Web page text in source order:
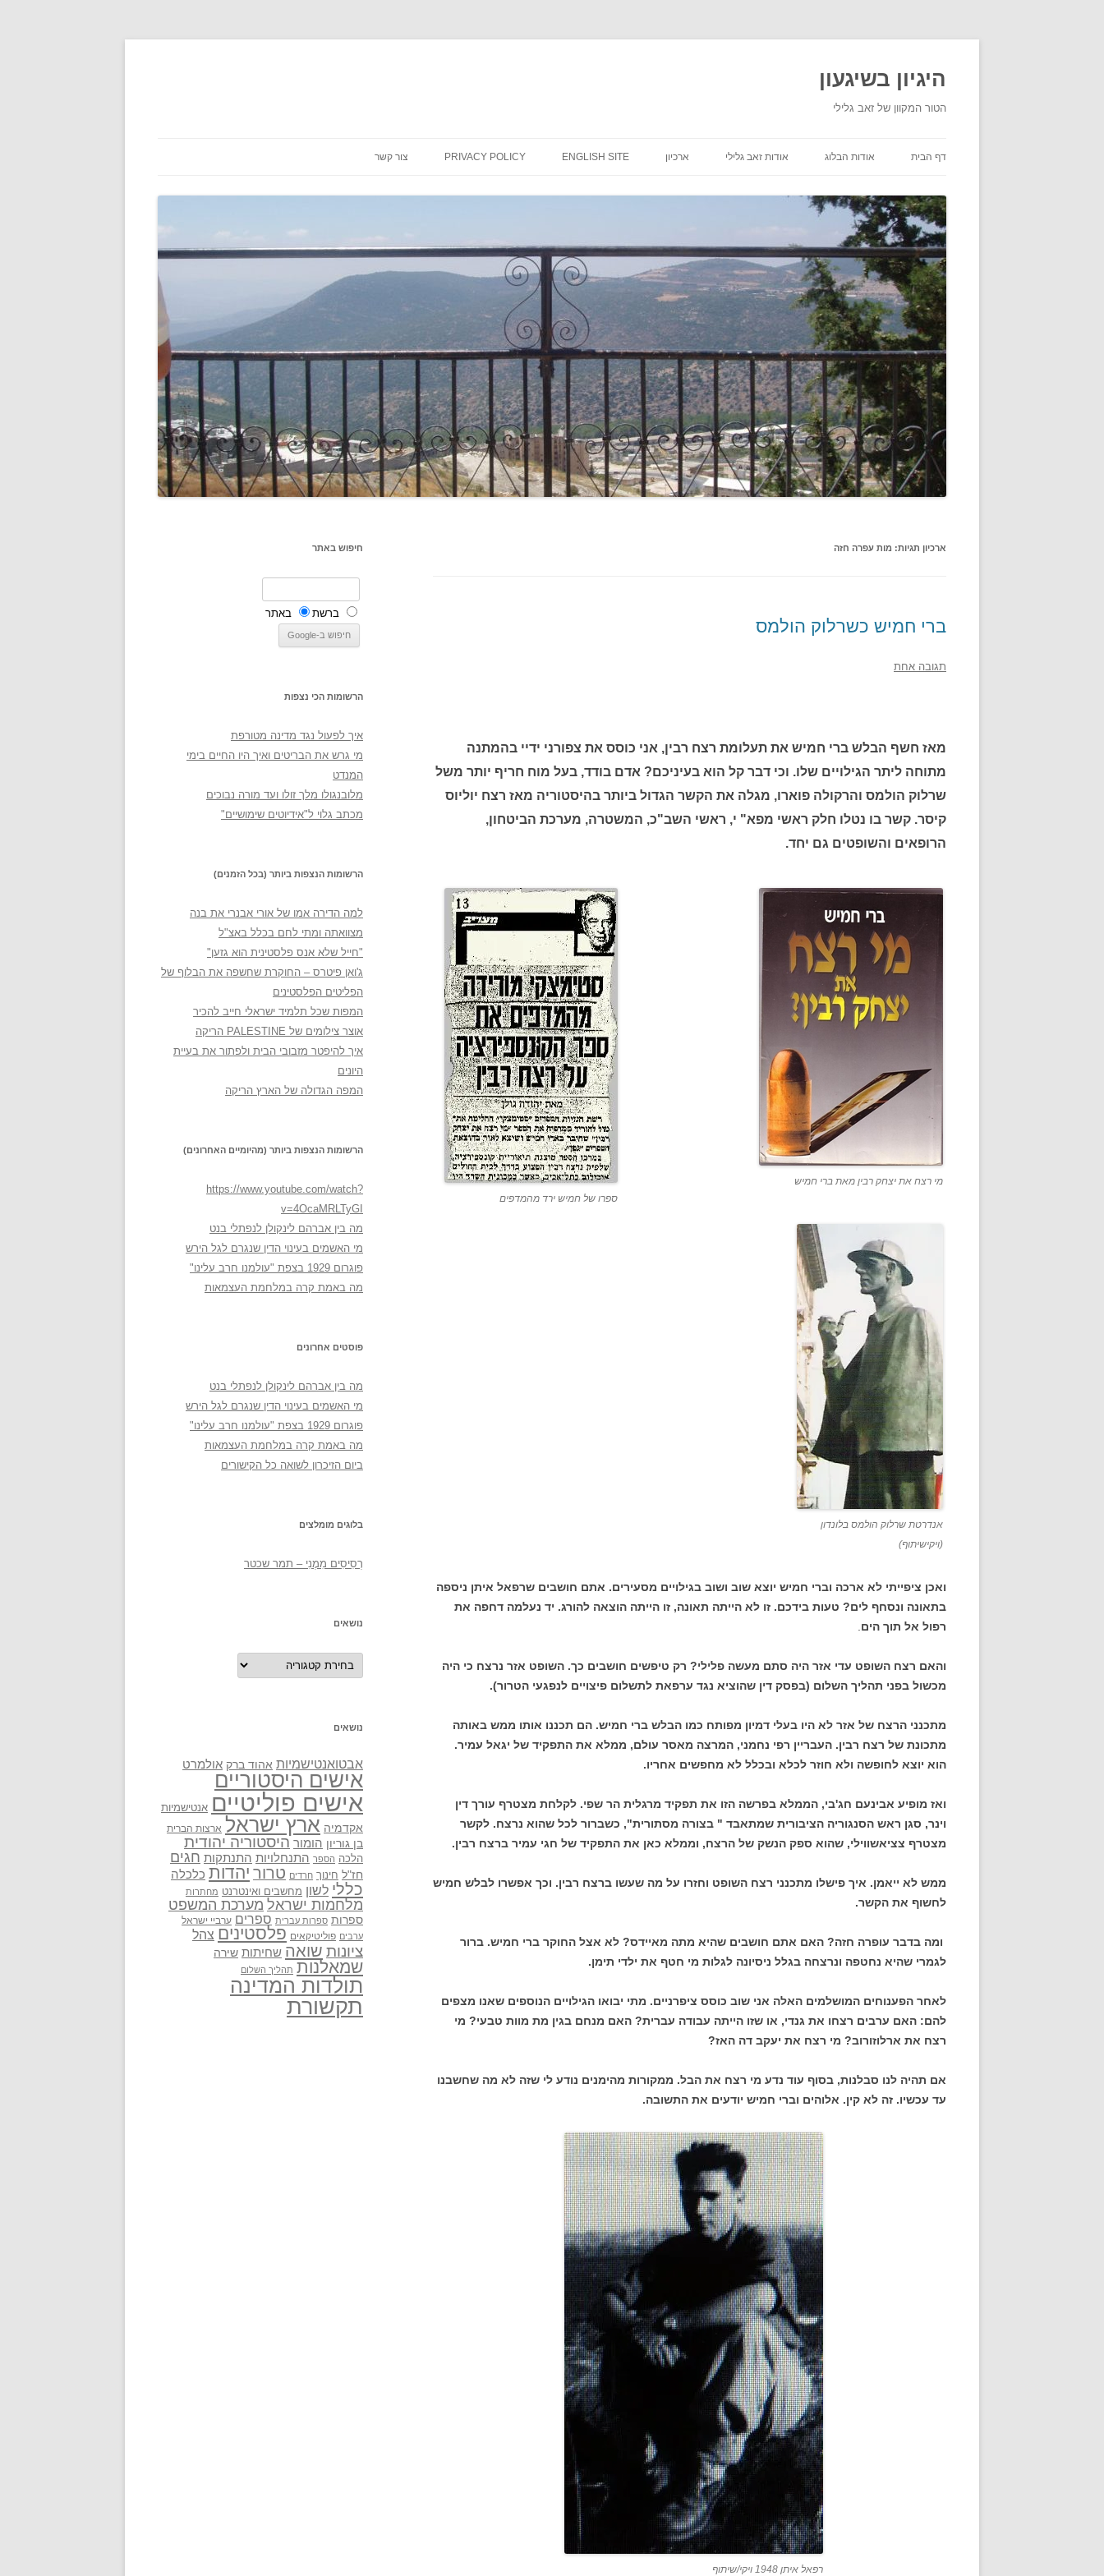
היגיון בשיגעון
הטור המקוון של זאב גלילי
דף הבית אודות הבלוג אודות זאב גלילי ארכיון ENGLISH SITE
PRIVACY POLICY צור קשר
ארכיון תגיות: מות עפרה חזה
ברי חמיש כשרלוק הולמס
תגובה אחת
מאז חשף הבלש ברי חמיש את תעלומת רצח רבין, אני כוסס את צפורני ידיי בהמתנה
מתוחה ליתר הגילויים שלו. וכי דבר קל הוא בעיניכם? אדם בודד, בעל מוח חריף יותר משל
שרלוק הולמס והרקולה פוארו, מגלה את הקשר הגדול ביותר בהיסטוריה מאז רצח יוליוס
קיסר. קשר בו נטלו חלק ראשי מפא" י, ראשי השב"כ, המשטרה, מערכת הביטחון,
הרופאים והשופטים גם יחד.
ספרו של חמיש ירד מהמדפים
מי רצח את יצחק רבין מאת ברי חמיש
אנדרטת שרלוק הולמס בלונדון
(ויקישיתוף)
ואכן ציפייתי לא ארכה וברי חמיש יוצא שוב ושוב בגילויים מסעירים. אתם חושבים שרפאל איתן ניספה
בתאונה ונסחף לים? טעות בידכם. זו לא הייתה תאונה, זו הייתה הוצאה להורג. יד נעלמה דחפה את
רפול אל תוך הים
והאם רצח השופט עדי אזר היה סתם מעשה פלילי? רק טיפשים חושבים כך. השופט אזר נרצח כי היה
מכשול בפני תהליך השלום (בפסק דין שהוציא נגד ערפאת לתשלום פיצויים לנפגעי הטרור).
מתכנני הרצח של אזר לא היו בעלי דמיון מפותח כמו הבלש ברי חמיש. הם תכננו אותו ממש באותה
מתכונת של רצח רבין. העבריין רפי נחמני, המרצה מאסר עולם, ממלא את התפקיד של יגאל עמיר.
הוא יוצא לחופשה ולא חוזר לכלא ובכלל לא מחפשים אחריו.
ואז מופיע אבינעם חג'בי, הממלא בפרשה הזו את תפקיד מרגלית הר שפי. לקלחת מצטרף עורך דין
וינר, סגן ראש הסנגוריה הציבורית שמתאבד " בצורה מסתורית", כשברור לכל שהוא נרצח. לקשר
מצטרף צציאשווילי, שהוא ספק הנשק של הרצח, וממלא כאן את התפקיד של חגי עמיר ברצח רבין.
ממש לא ייאמן. איך פישלו מתכנני רצח השופט וחזרו על מה שעשו ברצח רבין. וכך אפשרו לבלש חמיש
לחשוף את הקשר.
ומה בדבר עופרה חזה? האם אתם חושבים שהיא מתה מאיידס? לא אצל החוקר ברי חמיש. ברור
לגמרי שהיא נחטפה ונרצחה בגלל ניסיונה לגלות מי חטף את ילדי תימן.
לאחר הפענוחים המושלמים האלה אני שוב כוסס ציפרניים. מתי יבואו הגילויים הנוספים שאנו מצפים
להם: האם ערבים רצחו את גנדי, או שזו הייתה עבודה עברית? האם מנחם בגין מת מוות טבעי? מי
רצח את ארלוזורוב? מי רצח את יעקב דה האז?
אם תהיה לנו סבלנות, בסוף עוד נדע מי רצח את הבל. ממקורות מהימנים נודע לי שזה לא מה שחשבנו
עד עכשיו. זה לא קין. אלוהים וברי חמיש יודעים את התשובה.
רפאל איתן 1948 ויקי/שיתוף
חיפוש באתר
ברשת באתר
הרשומות הכי נצפות
איך לפעול נגד מדינה מטורפת
מי גרש את הבריטים ואיך היו החיים בימי
המנדט
מלובנגולו מלך זולו ועד מורה נבוכים
מכתב גלוי ל"אידיוטים שימושיים"
הרשומות הנצפות ביותר (בכל הזמנים)
למה הדירה אמו של אורי אבנרי את בנה
מצוואתה ומתי לחם בכלל באצ"ל
"חייל שלא אנס פלסטינית הוא גזען"
ג'ואן פיטרס – החוקרת שחשפה את הבלוף של
הפליטים הפלסטינים
המפות שכל תלמיד ישראלי חייב להכיר
אוצר צילומים של PALESTINE הריקה
איך להיפטר מזבובי הבית ולפתור את בעיית
היונים
המפה הגדולה של הארץ הריקה
הרשומות הנצפות ביותר (מהיומיים האחרונים)
https://www.youtube.com/watch?
v=4OcaMRLTyGI
מה בין אברהם לינקולן לנפתלי בנט
מי האשמים בעינוי הדין שנגרם לגל הירש
פוגרום 1929 בצפת "עולמנו חרב עלינו"
מה באמת קרה במלחמת העצמאות
פוסטים אחרונים
מה בין אברהם לינקולן לנפתלי בנט
מי האשמים בעינוי הדין שנגרם לגל הירש
פוגרום 1929 בצפת "עולמנו חרב עלינו"
מה באמת קרה במלחמת העצמאות
ביום הזיכרון לשואה כל הקישורים
בלוגים מומלצים
רְסִיסִים מִמֶנִי – תמר שכטר
נושאים
נושאים
נושאים
אבטואנטישמיות אהוד ברק אולמרט
אישים היסטוריים
אישים פוליטיים אנטישמיות
אקדמיה ארץ ישראל ארצות הברית
בן גוריון הומור היסטוריה יהודית
הלכה הספר התנחלויות התנתקות חגים
חז"ל חינוך חרדים טרור יהדות כלכלה
כללי לשון מחשבים ואינטרנט מחתרות
מלחמות ישראל מערכת המשפט
ספרות ספרות עברית ספרים ערביי ישראל
ערבים פוליטיקאים פלסטינים צהל
ציונות שואה שחיתות שירה
שמאלנות תהליך השלום
תולדות המדינה
תקשורת